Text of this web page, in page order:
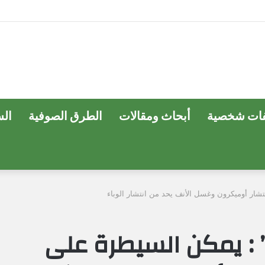
شخصية أبحاث ومقالات الطرق الصوفية
أوميكرون وغسل الأنف يحد من انتشار الوباء
يمكن السيطرة على